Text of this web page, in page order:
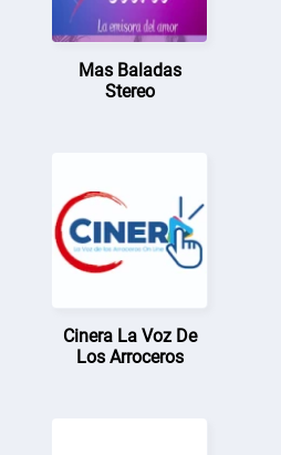
Mas Baladas
Stereo
Cinera La Voz De
Los Arroceros